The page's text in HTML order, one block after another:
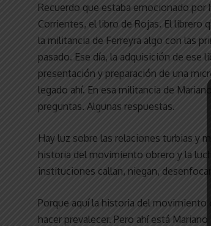
Recuerdo que estaba emocionado por
Corrientes, el libro de Rojas. El librero
la militancia de Ferreyra algo con las
pasado. Ese día, la adquisición de ese
presentación y preparación de una
legado ahí. En esa militancia de
preguntas. Algunas respuestas.
Hay luz sobre las relaciones turbias y
historia del movimiento obrero y la
instituciones callan, niegan,
Porque aquí la historia del movimiento
hacer prevalecer. Pero ahí está